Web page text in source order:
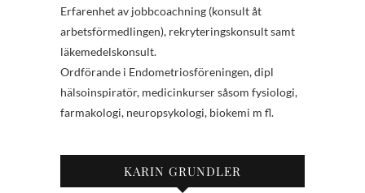
Erfarenhet av jobbcoachning (konsult åt
arbetsförmedlingen), rekryteringskonsult samt
läkemedelskonsult.
Ordförande i Endometriosföreningen, dipl
hälsoinspiratör, medicinkurser såsom fysiologi,
farmakologi, neuropsykologi, biokemi m fl.
KARIN GRUNDLER